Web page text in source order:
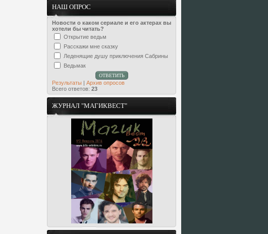
НАШ ОПРОС
Новости о каком сериале и его актерах вы
хотели бы читать?
Открытие ведьм
Расскажи мне сказку
Леденящие душу приключения Сабрины
Ведьмак
Результаты | Архив опросов
Всего ответов: 23
ЖУРНАЛ "МАГИКВЕСТ"